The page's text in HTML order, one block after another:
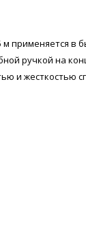
применяется в
ручкой на
и жесткостью